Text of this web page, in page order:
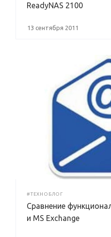
ReadyNAS 2100
13 сентября 2011
#ТЕХНОБЛОГ
Сравнение
и MS Exchange